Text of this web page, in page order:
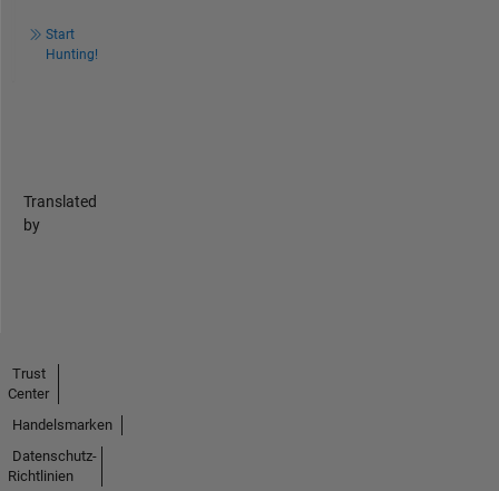
Start
Hunting!
Translated
by
Trust
Center
Handelsmarken
Datenschutz-
Richtlinien